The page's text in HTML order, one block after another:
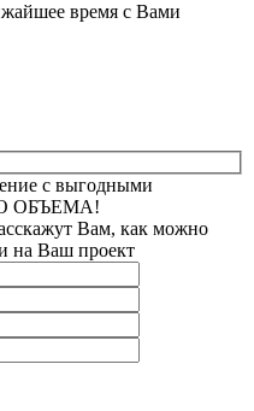
время с Вами
с выгодными
ОБЪЕМА!
Вам, как можно
на Ваш проект